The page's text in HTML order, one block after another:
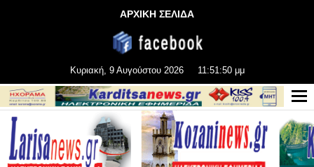
ΑΡΧΙΚΗ ΣΕΛΙΔΑ
Κυριακή, 9 Αυγούστου 2026 11:51:50 μμ